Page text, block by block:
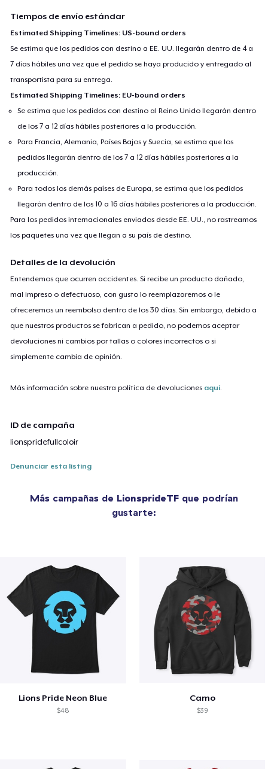
Tiempos de envío estándar
Estimated Shipping Timelines: US-bound orders
Se estima que los pedidos con destino a EE. UU. llegarán dentro de 4 a
7 días hábiles una vez que el pedido se haya producido y entregado al
transportista para su entrega.
Estimated Shipping Timelines: EU-bound orders
Se estima que los pedidos con destino al Reino Unido llegarán dentro
de los 7 a 12 días hábiles posteriores a la producción.
Para Francia, Alemania, Países Bajos y Suecia, se estima que los
pedidos llegarán dentro de los 7 a 12 días hábiles posteriores a la
producción.
Para todos los demás países de Europa, se estima que los pedidos
llegarán dentro de los 10 a 16 días hábiles posteriores a la producción.
Para los pedidos internacionales enviados desde EE. UU., no rastreamos
los paquetes una vez que llegan a su país de destino.
Detalles de la devolución
Entendemos que ocurren accidentes. Si recibe un producto dañado,
mal impreso o defectuoso, con gusto lo reemplazaremos o le
ofreceremos un reembolso dentro de los 30 días. Sin embargo, debido a
que nuestros productos se fabrican a pedido, no podemos aceptar
devoluciones ni cambios por tallas o colores incorrectos o si
simplemente cambia de opinión.
Más información sobre nuestra política de devoluciones aquí.
ID de campaña
lionspridefullcoloir
Denunciar esta listing
Más campañas de LionsprideTF que podrían
gustarte:
Lions Pride Neon Blue
$48
Camo
$39